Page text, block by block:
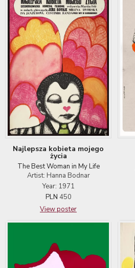
Najlepsza kobieta mojego
życia
The Best Woman in My Life
Artist: Hanna Bodnar
Year: 1971
PLN 450
View poster